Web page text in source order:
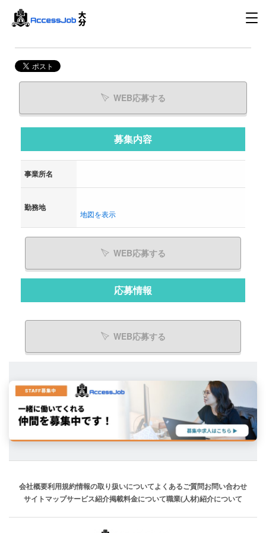
WEB応募する
募集内容
事業所名
勤務地
地図を表示
WEB応募する
応募情報
WEB応募する
会社概要利用規約情報の取り扱いについてよくあるご質問お問い合わせ
サイトマップサービス紹介掲載料金について職業(人材)紹介について